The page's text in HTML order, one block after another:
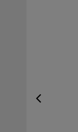
Previous